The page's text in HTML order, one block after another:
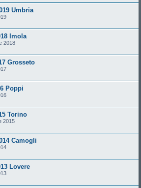
Umbria
Imola
2018
Grosseto
Poppi
Torino
2015
Camogli
Lovere